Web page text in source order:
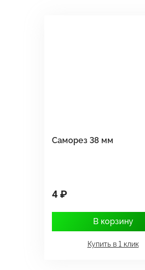
Саморез 38 мм
4 ₽
В корзину
Купить в 1 клик